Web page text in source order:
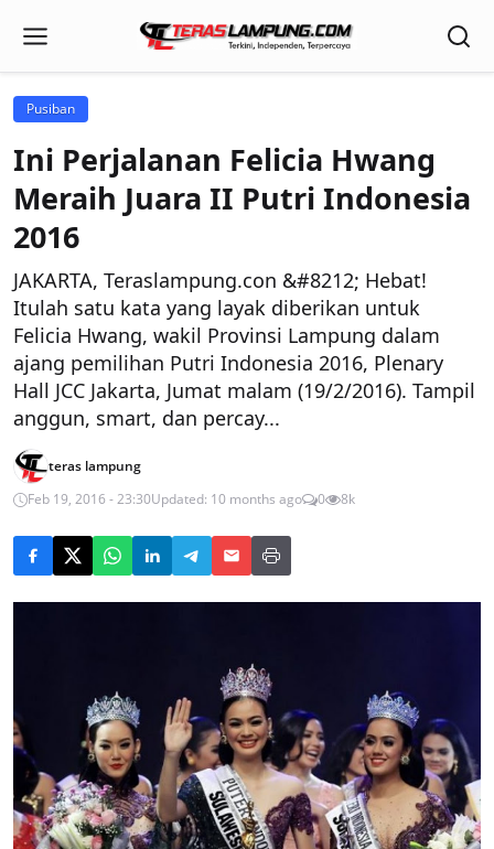
Pusiban
Ini Perjalanan Felicia Hwang
Meraih Juara II Putri Indonesia
2016
JAKARTA, Teraslampung.con &#8212; Hebat!
Itulah satu kata yang layak diberikan untuk
Felicia Hwang, wakil Provinsi Lampung dalam
ajang pemilihan Putri Indonesia 2016, Plenary
Hall JCC Jakarta, Jumat malam (19/2/2016). Tampil
anggun, smart, dan percay...
teras lampung
Feb 19, 2016 - 23:30Updated: 10 months ago 0 8k